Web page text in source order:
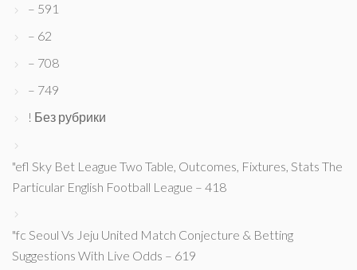
– 591
– 62
– 708
– 749
! Без рубрики
"efl Sky Bet League Two Table, Outcomes, Fixtures, Stats The
Particular English Football League – 418
"fc Seoul Vs Jeju United Match Conjecture & Betting
Suggestions With Live Odds – 619